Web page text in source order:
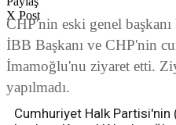
X Post
CHP'nin eski genel
İBB Başkanı ve CHP'nin
İmamoğlu'nu ziyaret etti.
yapılmadı.
Cumhuriyet Halk Partisi'nin